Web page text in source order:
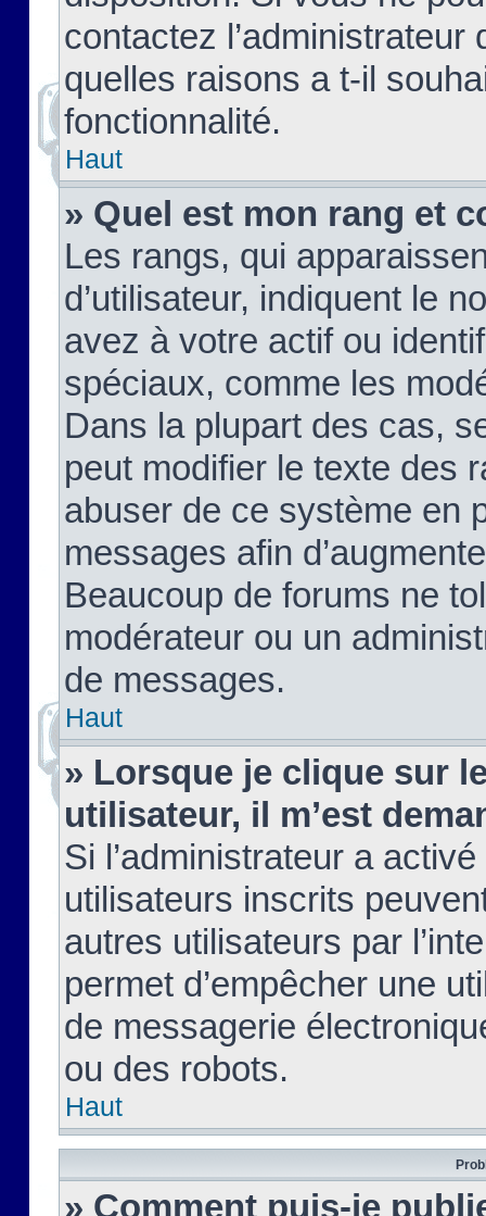
contactez
quelles raisons a t-il
fonctionnalité.
Haut
» Quel est mon rang et
Les rangs, qui
d’utilisateur, indiquent le
avez à votre actif ou
spéciaux, comme les
Dans la plupart des cas,
peut modifier le texte des
abuser de ce système en
messages afin
Beaucoup de forums ne
modérateur ou un
de messages.
Haut
» Lorsque je clique sur
utilisateur, il m’est
Si l’administrateur a
utilisateurs inscrits
autres utilisateurs par
permet d’empêcher une
de messagerie
ou des robots.
Haut
» Comment puis-je